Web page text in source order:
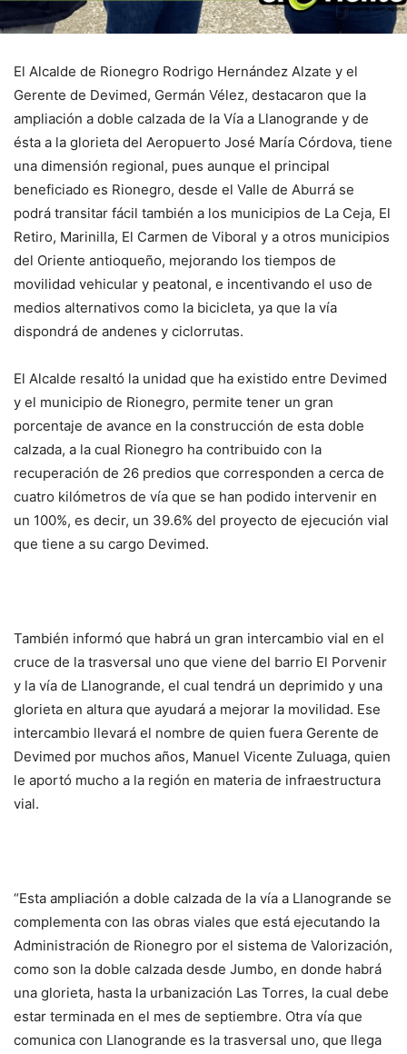
El Alcalde de Rionegro Rodrigo Hernández Alzate y el
Gerente de Devimed, Germán Vélez, destacaron que la
ampliación a doble calzada de la Vía a Llanogrande y de
ésta a la glorieta del Aeropuerto José María Córdova, tiene
una dimensión regional, pues aunque el principal
beneficiado es Rionegro, desde el Valle de Aburrá se
podrá transitar fácil también a los municipios de La Ceja, El
Retiro, Marinilla, El Carmen de Viboral y a otros municipios
del Oriente antioqueño, mejorando los tiempos de
movilidad vehicular y peatonal, e incentivando el uso de
medios alternativos como la bicicleta, ya que la vía
dispondrá de andenes y ciclorrutas.
El Alcalde resaltó la unidad que ha existido entre Devimed
y el municipio de Rionegro, permite tener un gran
porcentaje de avance en la construcción de esta doble
calzada, a la cual Rionegro ha contribuido con la
recuperación de 26 predios que corresponden a cerca de
cuatro kilómetros de vía que se han podido intervenir en
un 100%, es decir, un 39.6% del proyecto de ejecución vial
que tiene a su cargo Devimed.
También informó que habrá un gran intercambio vial en el
cruce de la trasversal uno que viene del barrio El Porvenir
y la vía de Llanogrande, el cual tendrá un deprimido y una
glorieta en altura que ayudará a mejorar la movilidad. Ese
intercambio llevará el nombre de quien fuera Gerente de
Devimed por muchos años, Manuel Vicente Zuluaga, quien
le aportó mucho a la región en materia de infraestructura
vial.
“Esta ampliación a doble calzada de la vía a Llanogrande se
complementa con las obras viales que está ejecutando la
Administración de Rionegro por el sistema de Valorización,
como son la doble calzada desde Jumbo, en donde habrá
una glorieta, hasta la urbanización Las Torres, la cual debe
estar terminada en el mes de septiembre. Otra vía que
comunica con Llanogrande es la trasversal uno, que llega